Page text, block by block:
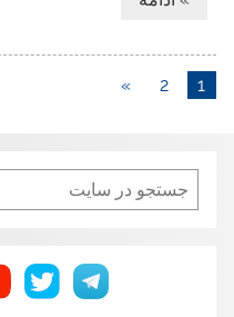
1
2
»
Search